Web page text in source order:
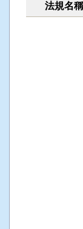
法規名稱